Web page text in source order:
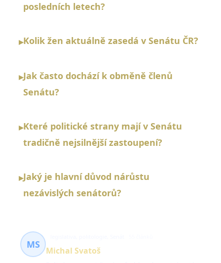
posledních letech?
▸Kolik žen aktuálně zasedá v Senátu ČR?
▸Jak často dochází k obměně členů
Senátu?
▸Které politické strany mají v Senátu
tradičně nejsilnější zastoupení?
▸Jaký je hlavní důvod nárůstu
nezávislých senátorů?
MS
Michal Svatoš